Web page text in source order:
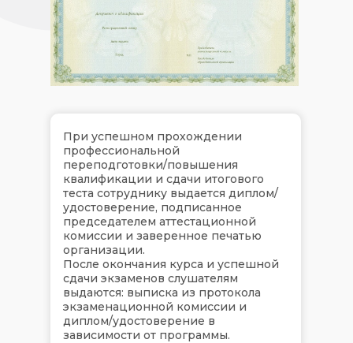
При успешном прохождении
профессиональной
переподготовки/повышения
квалификации и сдачи итогового
теста сотруднику выдается диплом/
удостоверение, подписанное
председателем аттестационной
комиссии и заверенное печатью
организации.
После окончания курса и успешной
сдачи экзаменов слушателям
выдаются: выписка из протокола
экзаменационной комиссии и
диплом/удостоверение в
зависимости от программы.